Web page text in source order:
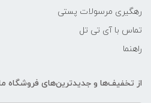
رهگیری مرسولات پستی
تماس با آی تی تل
راهنما
از تخفیف‌ها و جدیدترین‌های فروشگاه